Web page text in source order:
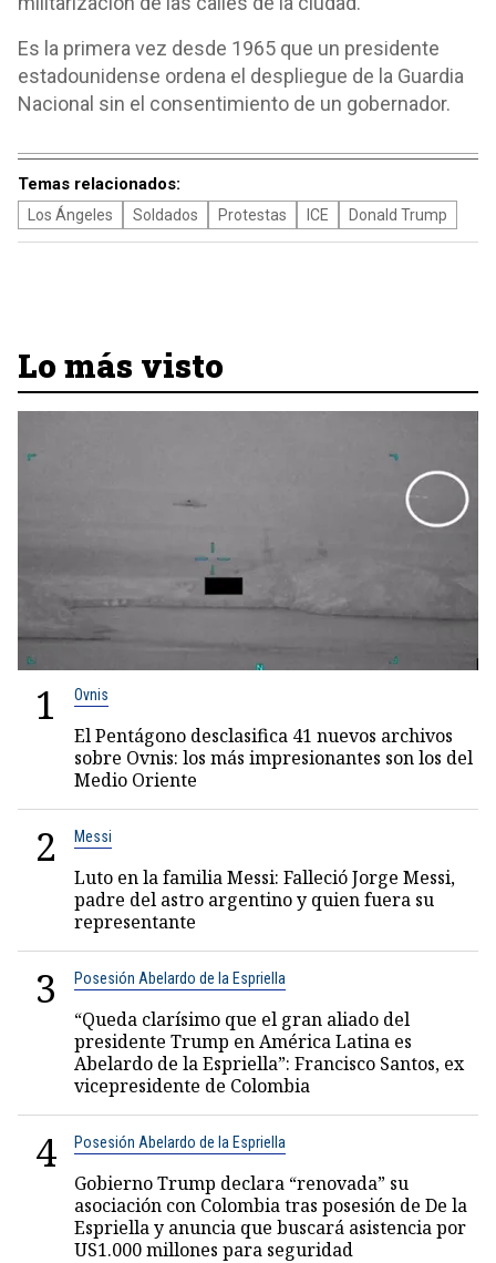
Es la primera vez desde 1965 que un presidente
estadounidense ordena el despliegue de la Guardia
Nacional sin el consentimiento de un gobernador.
Temas relacionados:
Los Ángeles Soldados Protestas ICE Donald Trump
Lo más visto
1 Ovnis
El Pentágono desclasifica 41 nuevos archivos
sobre Ovnis: los más impresionantes son los del
Medio Oriente
2 Messi
Luto en la familia Messi: Falleció Jorge Messi,
padre del astro argentino y quien fuera su
representante
3 Posesión Abelardo de la Espriella
“Queda clarísimo que el gran aliado del
presidente Trump en América Latina es
Abelardo de la Espriella”: Francisco Santos, ex
vicepresidente de Colombia
4 Posesión Abelardo de la Espriella
Gobierno Trump declara “renovada” su
asociación con Colombia tras posesión de De la
Espriella y anuncia que buscará asistencia por
US1.000 millones para seguridad